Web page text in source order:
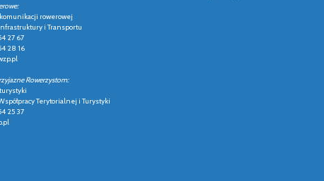
rowerowej
i Transportu
27 67
28 16
Rowerzystom:
Terytorialnej i Turystyki
25 37